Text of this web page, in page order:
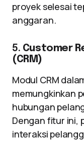
proyek selesai
anggaran.
5. Customer
(CRM)
Modul CRM
memungkinkan
hubungan
Dengan fitur ini,
interaksi